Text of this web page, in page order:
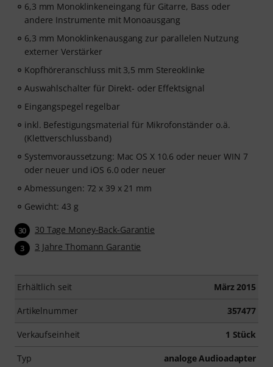
6,3 mm Monoklinkeneingang für Gitarre, Bass oder
andere Instrumente mit Monoausgang
6,3 mm Monoklinkenausgang zur parallelen Nutzung
externer Verstärker
Kopfhöreranschluss mit 3,5 mm Stereoklinke
Auswahlschalter für Direkt- oder Effektsignal
Eingangspegel regelbar
inkl. Befestigungsmaterial für Mikrofonständer o.ä.
(Klettverschlussband)
Systemvoraussetzung: Mac OS X 10.6 oder neuer WIN 7
oder neuer und iOS 6.0 oder neuer
Abmessungen: 72 x 39 x 21 mm
Gewicht: 43 g
30 30 Tage Money-Back-Garantie
3 3 Jahre Thomann Garantie
Erhältlich seit März 2015
Artikelnummer 357477
Verkaufseinheit 1 Stück
Typ analoge Audioadapter